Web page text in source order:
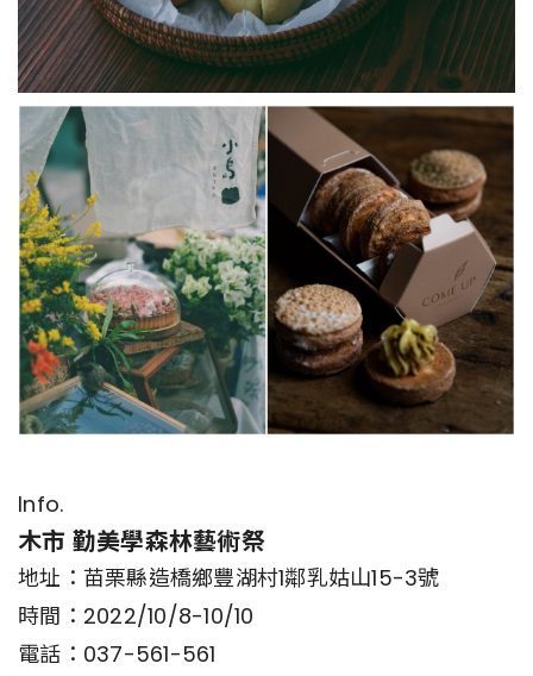
Info.
木市 勤美學森林藝術祭
地址：苗栗縣造橋鄉豐湖村1鄰乳姑山15-3號
時間：2022/10/8-10/10
電話：037-561-561